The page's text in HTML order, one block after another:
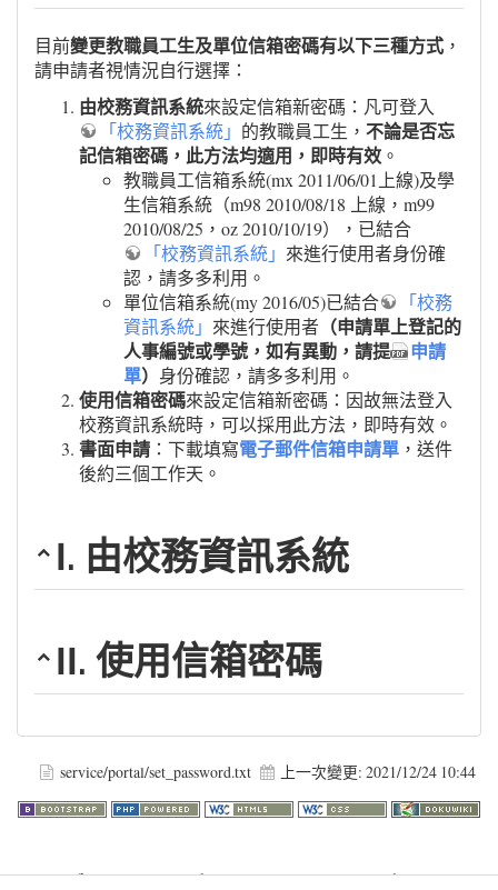
目前變更教職員工生及單位信箱密碼有以下三種方式 ，
請申請者視情況自行選擇：
由校務資訊系統來設定信箱新密碼：凡可登入
「校務資訊系統」 的教職員工生， 不論是否忘
記信箱密碼，此方法均適用，即時有效 。
教職員工信箱系統(mx 2011/06/01上線)及學
生信箱系統（m98 2010/08/18 上線，m99
2010/08/25，oz 2010/10/19），已結合
「校務資訊系統」 來進行使用者身份確
認，請多多利用。
單位信箱系統(my 2016/05)已結合
「校務
資訊系統」 來進行使用者 （申請單上登記的
人事編號或學號，如有異動，請提
申請
單） 身份確認，請多多利用。
使用信箱密碼來設定信箱新密碼：因故無法登入
校務資訊系統時，可以採用此方法，即時有效。
書面申請 ：下載填寫電子郵件信箱申請單 ，送件
後約三個工作天。
I. 由校務資訊系統
II. 使用信箱密碼
service/portal/set_password.txt 上一次變更: 2021/12/24 10:44
Warning: file_get_contents(http://www.geoplugin.net/php.gp?